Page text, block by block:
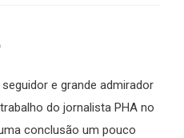
e grande admirador
do jornalista PHA no
conclusão um pouco